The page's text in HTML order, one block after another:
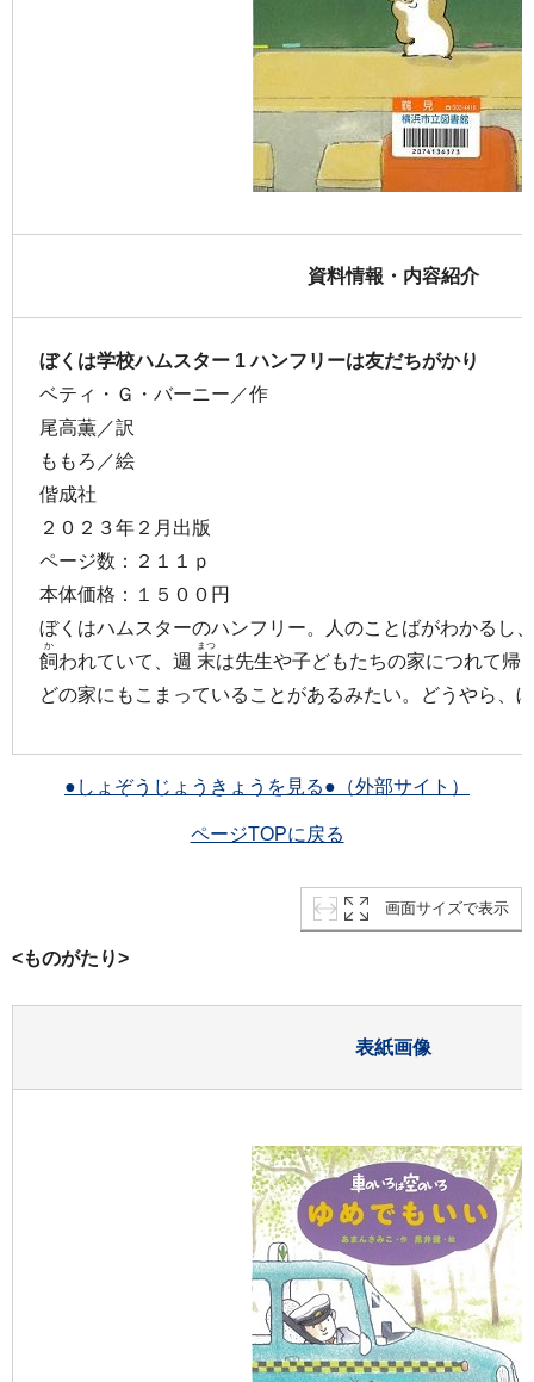
資料情報・内容紹介
ぼくは学校ハムスター 1 ハンフリーは友だちがかり
ベティ・Ｇ・バーニー／作
尾高薫／訳
ももろ／絵
偕成社
２０２３年２月出版
ページ数：２１１ｐ
本体価格：１５００円
ぼくはハムスターのハンフリー。人のことばがわかるし
飼
か
われていて、週 末
まつ
は先生や子どもたちの家につれて帰
どの家にもこまっていることがあるみたい。どうやら、
●しょぞうじょうきょうを見る●（外部サイト）
ページTOPに戻る
画面サイズで表示
<ものがたり>
表紙画像